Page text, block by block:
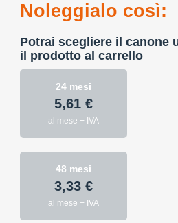
Noleggialo così:
Potrai scegliere il canone
il prodotto al carrello
24 mesi
5,61 €
al mese + IVA
48 mesi
3,33 €
al mese + IVA